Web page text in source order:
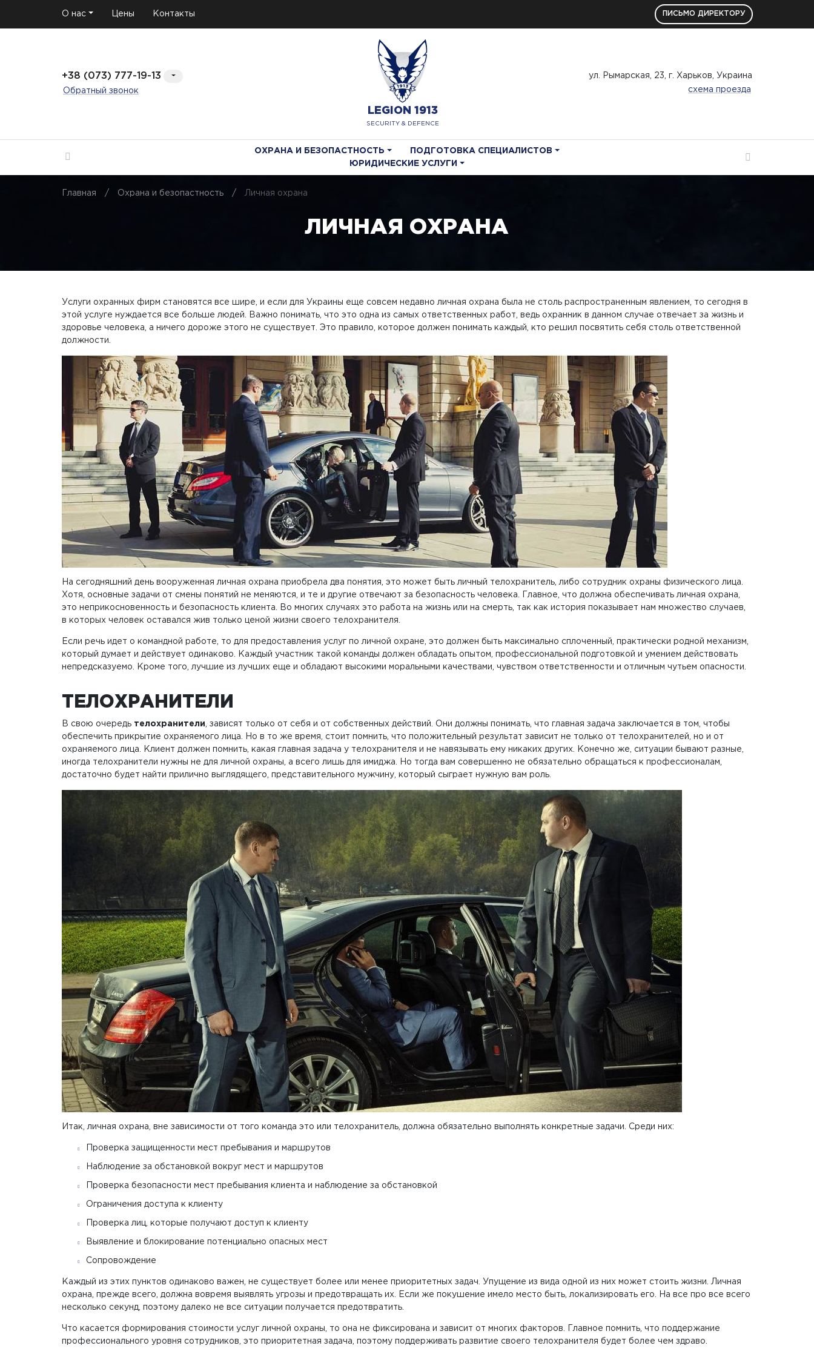
О нас Цены Контакты ПИСЬМО ДИРЕКТОРУ
+38 (073) 777-19-13
Обратный звонок
LEGION 1913
SECURITY & DEFENCE
ул. Рымарская, 23, г. Харьков, Украина
схема проезда
ОХРАНА И БЕЗОПАСТНОСТЬ
ПОДГОТОВКА СПЕЦИАЛИСТОВ
ЮРИДИЧЕСКИЕ УСЛУГИ
Главная / Охрана и безопастность / Личная охрана
ЛИЧНАЯ ОХРАНА
Услуги охранных фирм становятся все шире, и если для Украины еще совсем недавно личная охрана была не столь распространенным явлением, то сегодня в
этой услуге нуждается все больше людей. Важно понимать, что это одна из самых ответственных работ, ведь охранник в данном случае отвечает за жизнь и
здоровье человека, а ничего дороже этого не существует. Это правило, которое должен понимать каждый, кто решил посвятить себя столь ответственной
должности.
На сегодняшний день вооруженная личная охрана приобрела два понятия, это может быть личный телохранитель, либо сотрудник охраны физического лица.
Хотя, основные задачи от смены понятий не меняются, и те и другие отвечают за безопасность человека. Главное, что должна обеспечивать личная охрана,
это неприкосновенность и безопасность клиента. Во многих случаях это работа на жизнь или на смерть, так как история показывает нам множество случаев,
в которых человек оставался жив только ценой жизни своего телохранителя.
Если речь идет о командной работе, то для предоставления услуг по личной охране, это должен быть максимально сплоченный, практически родной механизм,
который думает и действует одинаково. Каждый участник такой команды должен обладать опытом, профессиональной подготовкой и умением действовать
непредсказуемо. Кроме того, лучшие из лучших еще и обладают высокими моральными качествами, чувством ответственности и отличным чутьем опасности.
ТЕЛОХРАНИТЕЛИ
В свою очередь телохранители , зависят только от себя и от собственных действий. Они должны понимать, что главная задача заключается в том, чтобы
обеспечить прикрытие охраняемого лица. Но в то же время, стоит помнить, что положительный результат зависит не только от телохранителей, но и от
охраняемого лица. Клиент должен помнить, какая главная задача у телохранителя и не навязывать ему никаких других. Конечно же, ситуации бывают разные,
иногда телохранители нужны не для личной охраны, а всего лишь для имиджа. Но тогда вам совершенно не обязательно обращаться к профессионалам,
достаточно будет найти прилично выглядящего, представительного мужчину, который сыграет нужную вам роль.
Итак, личная охрана, вне зависимости от того команда это или телохранитель, должна обязательно выполнять конкретные задачи. Среди них:
Проверка защищенности мест пребывания и маршрутов
Наблюдение за обстановкой вокруг мест и маршрутов
Проверка безопасности мест пребывания клиента и наблюдение за обстановкой
Ограничения доступа к клиенту
Проверка лиц, которые получают доступ к клиенту
Выявление и блокирование потенциально опасных мест
Сопровождение
Каждый из этих пунктов одинаково важен, не существует более или менее приоритетных задач. Упущение из вида одной из них может стоить жизни. Личная
охрана, прежде всего, должна вовремя выявлять угрозы и предотвращать их. Если же покушение имело место быть, локализировать его. На все про все всего
несколько секунд, поэтому далеко не все ситуации получается предотвратить.
Что касается формирования стоимости услуг личной охраны, то она не фиксирована и зависит от многих факторов. Главное помнить, что поддержание
профессионального уровня сотрудников, это приоритетная задача, поэтому поддерживать развитие своего телохранителя будет более чем здраво.